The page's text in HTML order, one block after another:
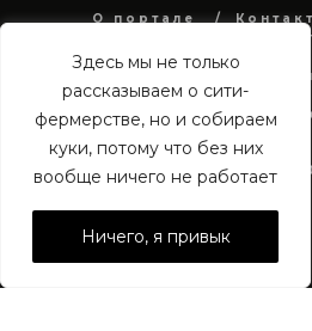
Здесь мы не только
рассказываем о сити-
фермерстве, но и собираем
куки, потому что без них
вообще ничего не работает
Ничего, я привык
О портале
Политика
в отношении
данных
Согласие на
данных
city-farmer.ru